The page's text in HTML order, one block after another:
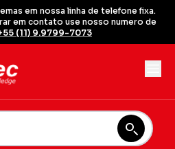
em nossa linha de telefone fixa.
em contato use nosso numero de
(11) 9.9799-7073